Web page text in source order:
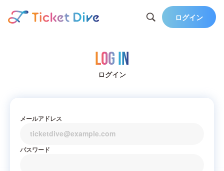
ログイン
Log in
ログイン
メールアドレス
パスワード